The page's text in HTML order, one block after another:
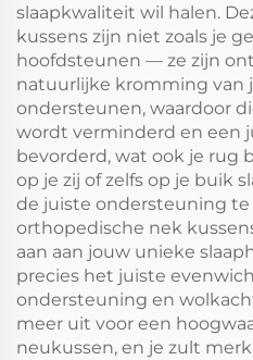
slaapkwaliteit wil halen.
kussens zijn niet zoals je
hoofdsteunen — ze zijn
natuurlijke kromming van
ondersteunen, waardoor
wordt verminderd en een
bevorderd, wat ook je rug
op je zij of zelfs op je buik
de juiste ondersteuning te
orthopedische nek
aan aan jouw unieke
precies het juiste
ondersteuning en
meer uit voor een
neukussen, en je zult